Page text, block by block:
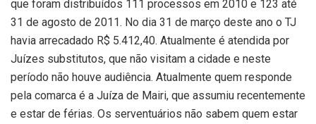
que foram distribuídos 111 processos em 2010 e 123 até
31 de agosto de 2011. No dia 31 de março deste ano o TJ
havia arrecadado R$ 5.412,40. Atualmente é atendida por
Juízes substitutos, que não visitam a cidade e neste
período não houve audiência. Atualmente quem responde
pela comarca é a Juíza de Mairi, que assumiu recentemente
e estar de férias. Os serventuários não sabem quem estar